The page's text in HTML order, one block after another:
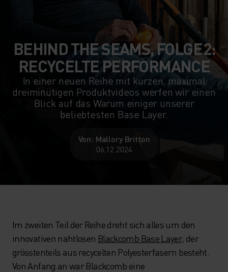
BEHIND THE SEAMS, FOLGE 2:
RECYCELTE PERFORMANCE
In einer neuen Reihe mit kurzen, maximal
dreiminütigen Produktvideos werfen wir einen
Blick auf das Warum einiger unserer
beliebtesten Base Layer.
Von: Mallory Britton
06.12.2024
Im zweiten Teil der Reihe dreht sich alles um den
innovativen nahtlosen Blackcomb Base Layer, der
grösstenteils aus recycelten Polyesterfasern besteht.
Von Anfang an war Blackcomb eine